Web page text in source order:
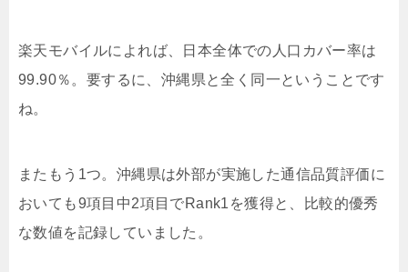
楽天モバイルによれば、日本全体での人口カバー率は
99.90％。要するに、沖縄県と全く同一ということです
ね。
またもう1つ。沖縄県は外部が実施した通信品質評価に
おいても9項目中2項目でRank1を獲得と、比較的優秀
な数値を記録していました。